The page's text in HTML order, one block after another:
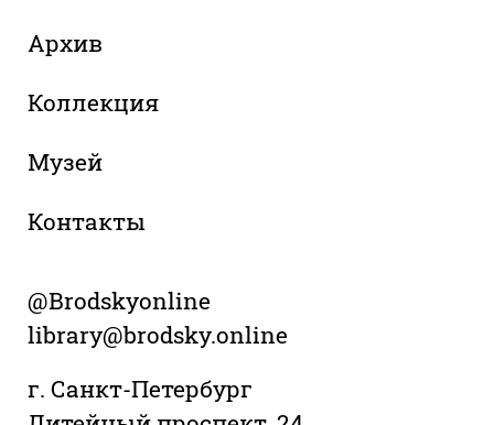
Архив
Коллекция
Музей
Контакты
@Brodskyonline
library@brodsky.online
г. Санкт-Петербург